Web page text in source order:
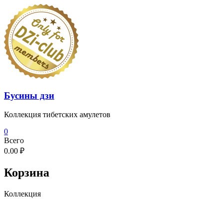
Перейти
содержимому
Бусины дзи
Коллекция тибетских амулетов
0
Всего
0.00 ₽
Корзина
Коллекция